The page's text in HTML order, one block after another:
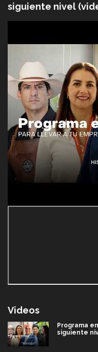
siguiente nivel
Videos
Programa
siguiente